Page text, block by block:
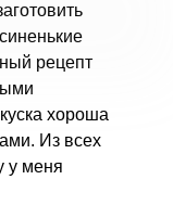
рецепт
хороша
Из всех
у меня